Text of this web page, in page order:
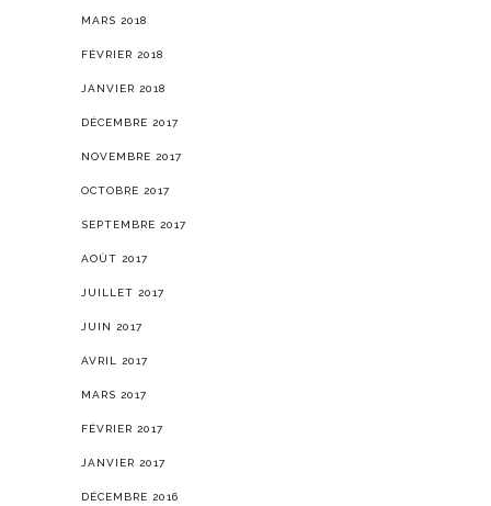
MARS 2018
FÉVRIER 2018
JANVIER 2018
DÉCEMBRE 2017
NOVEMBRE 2017
OCTOBRE 2017
SEPTEMBRE 2017
AOÛT 2017
JUILLET 2017
JUIN 2017
AVRIL 2017
MARS 2017
FÉVRIER 2017
JANVIER 2017
DÉCEMBRE 2016